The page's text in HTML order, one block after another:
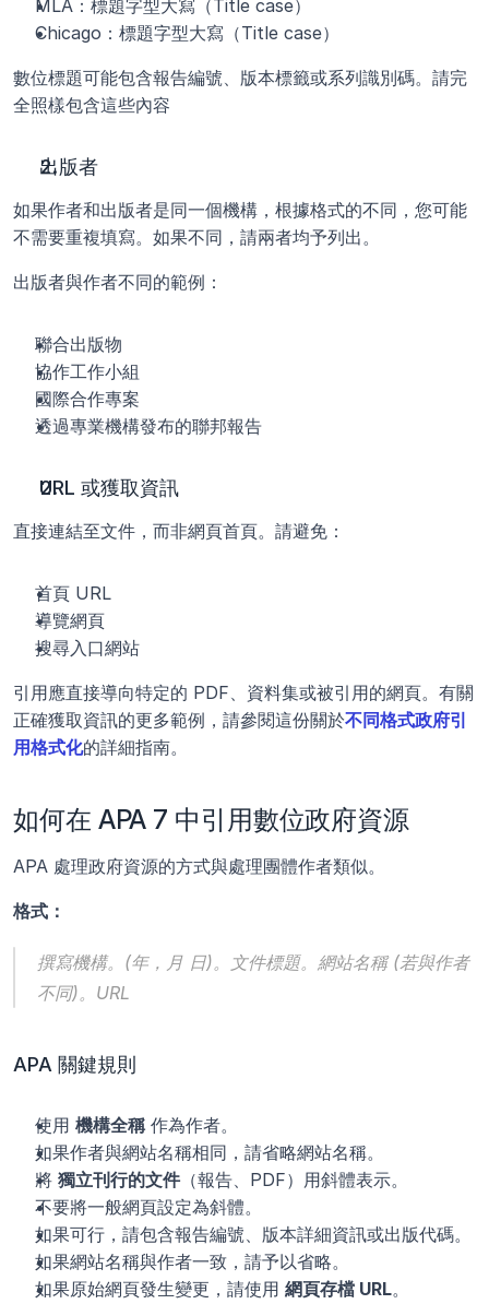
MLA：標題字型大寫（Title case）
Chicago：標題字型大寫（Title case）
數位標題可能包含報告編號、版本標籤或系列識別碼。請完
全照樣包含這些內容
出版者
如果作者和出版者是同一個機構，根據格式的不同，您可能
不需要重複填寫。如果不同，請兩者均予列出。
出版者與作者不同的範例：
聯合出版物
協作工作小組
國際合作專案
透過專業機構發布的聯邦報告
URL 或獲取資訊
直接連結至文件，而非網頁首頁。請避免：
首頁 URL
導覽網頁
搜尋入口網站
引用應直接導向特定的 PDF、資料集或被引用的網頁。有關
正確獲取資訊的更多範例，請參閱這份關於不同格式政府引
用格式化的詳細指南。
如何在 APA 7 中引用數位政府資源
APA 處理政府資源的方式與處理團體作者類似。
格式：
撰寫機構。(年，月 日)。 文件標題。網站名稱 (若與作者
不同)。URL
APA 關鍵規則
使用 機構全稱 作為作者。
如果作者與網站名稱相同，請省略網站名稱。
將 獨立刊行的文件（報告、PDF）用斜體表示。
不要將一般網頁設定為斜體。
如果可行，請包含報告編號、版本詳細資訊或出版代碼。
如果網站名稱與作者一致，請予以省略。
如果原始網頁發生變更，請使用 網頁存檔 URL。